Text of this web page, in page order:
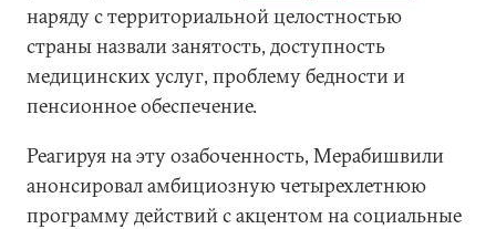
наряду с территориальной целостностью
страны назвали занятость, доступность
медицинских услуг, проблему бедности и
пенсионное обеспечение.
Реагируя на эту озабоченность, Мерабишвили
анонсировал амбициозную четырехлетнюю
программу действий с акцентом на социальные